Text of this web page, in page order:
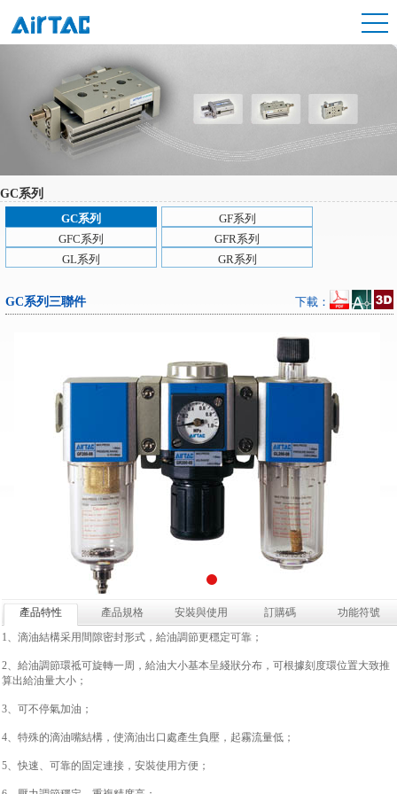
GC系列
GC系列
GF系列
GFC系列
GFR系列
GL系列
GR系列
GC系列三聯件 下載：
產品特性 產品規格 安裝與使用 訂購碼
功能符號
1、滴油結構采用間隙密封形式，給油調節更穩定可靠；
2、給油調節環祗可旋轉一周，給油大小基本呈綫狀分布，可根據刻度環位置大致推
算出給油量大小；
3、可不停氣加油；
4、特殊的滴油嘴結構，使滴油出口處產生負壓，起霧流量低；
5、快速、可靠的固定連接，安裝使用方便；